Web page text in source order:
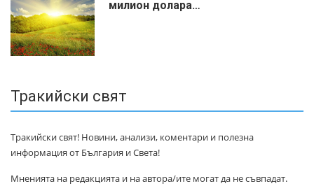
милиoн дoлapa…
Тракийски свят
Тракийски свят! Новини, анализи, коментари и полезна
информация от България и Света!
Мненията на редакцията и на автора/ите могат да не съвпадат.